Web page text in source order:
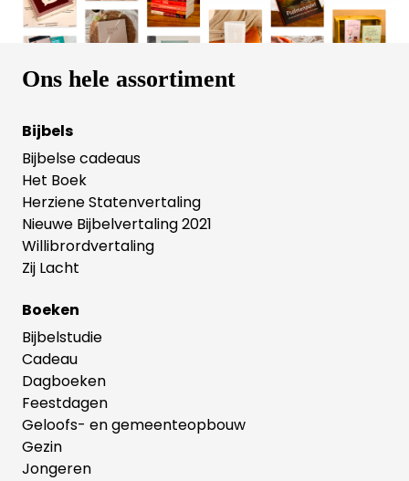
Ons hele assortiment
Bijbels
Bijbelse cadeaus
Het Boek
Herziene Statenvertaling
Nieuwe Bijbelvertaling 2021
Willibrordvertaling
Zij Lacht
Boeken
Bijbelstudie
Cadeau
Dagboeken
Feestdagen
Geloofs- en gemeenteopbouw
Gezin
Jongeren